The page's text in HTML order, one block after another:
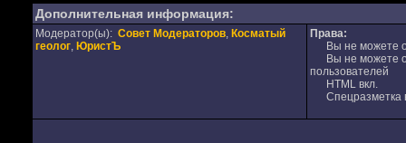
Дополнительная информация:
Модератор(ы): Совет Модераторов, Косматый
геолог, ЮристЪ
Права:
Вы не можете
Вы не можете
пользователей
HTML вкл.
Спецразметка